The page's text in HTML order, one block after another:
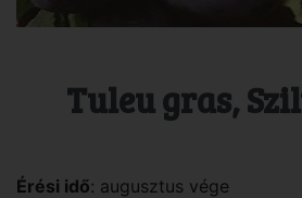
Tuleu gras,
Érési idő: augusztus vége